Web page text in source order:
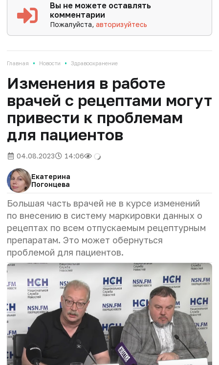
Вы не можете оставлять
комментарии
Пожалуйста,авторизуйтесь
Главная • Новости • Здравоохранение
Изменения в работе
врачей с рецептами могут
привести к проблемам
для пациентов
04.08.2023 14:06
Екатерина
Погонцева
Большая часть врачей не в курсе изменений
по внесению в систему маркировки данных о
рецептах по всем отпускаемым рецептурным
препаратам. Это может обернуться
проблемой для пациентов.